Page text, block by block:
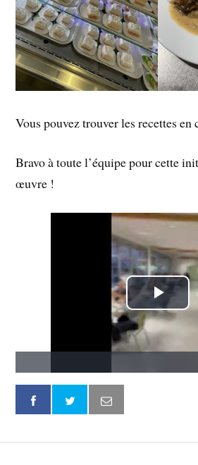
Vous pouvez trouver les recettes
Bravo à toute l’équipe pour cette
œuvre !